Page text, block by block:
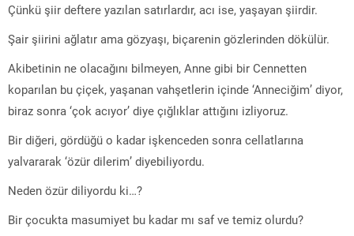
Çünkü şiir deftere yazılan satırlardır, acı ise, yaşayan şiirdir.
Şair şiirini ağlatır ama gözyaşı, biçarenin gözlerinden dökülür.
Akibetinin ne olacağını bilmeyen, Anne gibi bir Cennetten
koparılan bu çiçek, yaşanan vahşetlerin içinde ‘Anneciğim’ diyor,
biraz sonra ‘çok acıyor’ diye çığlıklar attığını izliyoruz.
Bir diğeri, gördüğü o kadar işkenceden sonra cellatlarına
yalvararak ‘özür dilerim’ diyebiliyordu.
Neden özür diliyordu ki…?
Bir çocukta masumiyet bu kadar mı saf ve temiz olurdu?